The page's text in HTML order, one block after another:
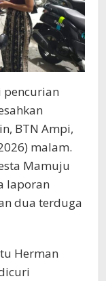
pencurian
BTN Ampi,
malam.
Mamuju
laporan
dua terduga
Herman